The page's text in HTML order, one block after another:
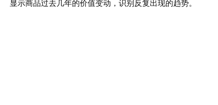
显示商品过去几年的价值变动，识别反复出现的趋势。